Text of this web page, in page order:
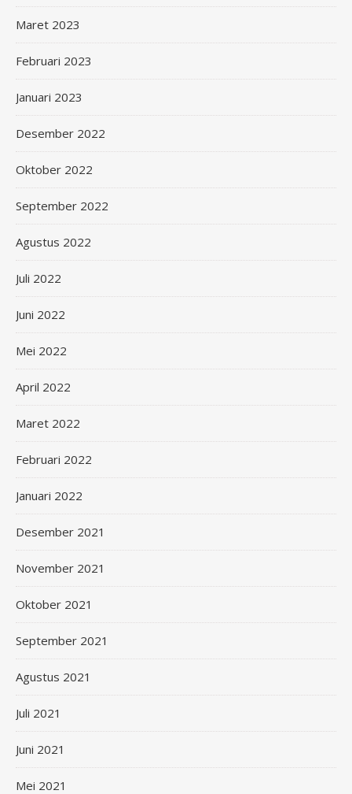
Maret 2023
Februari 2023
Januari 2023
Desember 2022
Oktober 2022
September 2022
Agustus 2022
Juli 2022
Juni 2022
Mei 2022
April 2022
Maret 2022
Februari 2022
Januari 2022
Desember 2021
November 2021
Oktober 2021
September 2021
Agustus 2021
Juli 2021
Juni 2021
Mei 2021